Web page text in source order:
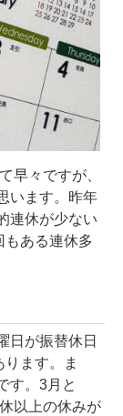
早々ですが、
います。昨年
連休が少ない
もある連休多
日が振替休日
ます。ま
す。3月と
以上の休みが